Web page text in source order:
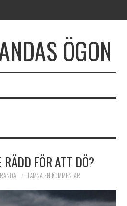
ÖGON
FÖR ATT DÖ?
LÄMNA EN KOMMENTAR